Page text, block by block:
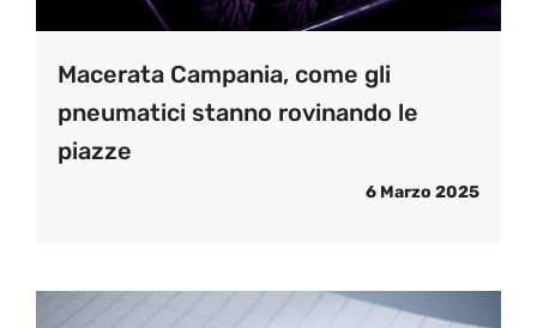
Macerata Campania, come gli
pneumatici stanno rovinando le
piazze
6 Marzo 2025